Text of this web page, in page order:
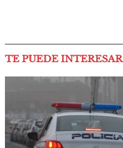
TE PUEDE INTERESAR